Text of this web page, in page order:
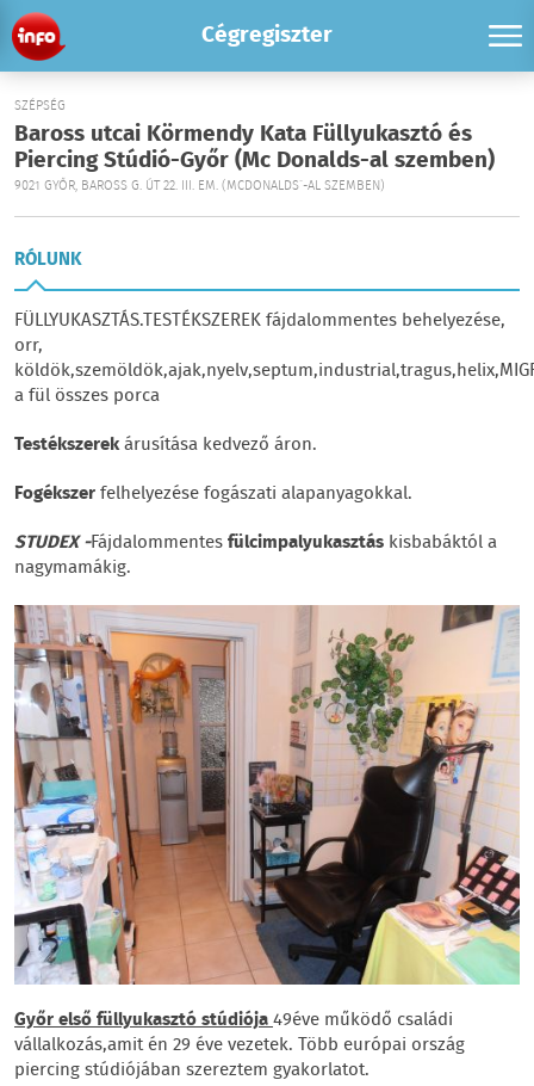
Cégregiszter
SZÉPSÉG
Baross utcai Körmendy Kata Füllyukasztó és
Piercing Stúdió-Győr (Mc Donalds-al szemben)
9021 GYŐR, BAROSS G. ÚT 22. III. EM. (MCDONALDS´-AL SZEMBEN)
RÓLUNK
FÜLLYUKASZTÁS.TESTÉKSZEREK fájdalommentes behelyezése,
orr,
a fül összes porca
Testékszerekárusítása kedvező áron.
Fogékszerfelhelyezése fogászati alapanyagokkal.
STUDEX -Fájdalommentesfülcimpalyukasztás kisbabáktól a
nagymamákig.
Győr első füllyukasztó stúdiója49éve működő családi
vállalkozás,amit én 29 éve vezetek. Több európai ország
piercing stúdiójában szereztem gyakorlatot.